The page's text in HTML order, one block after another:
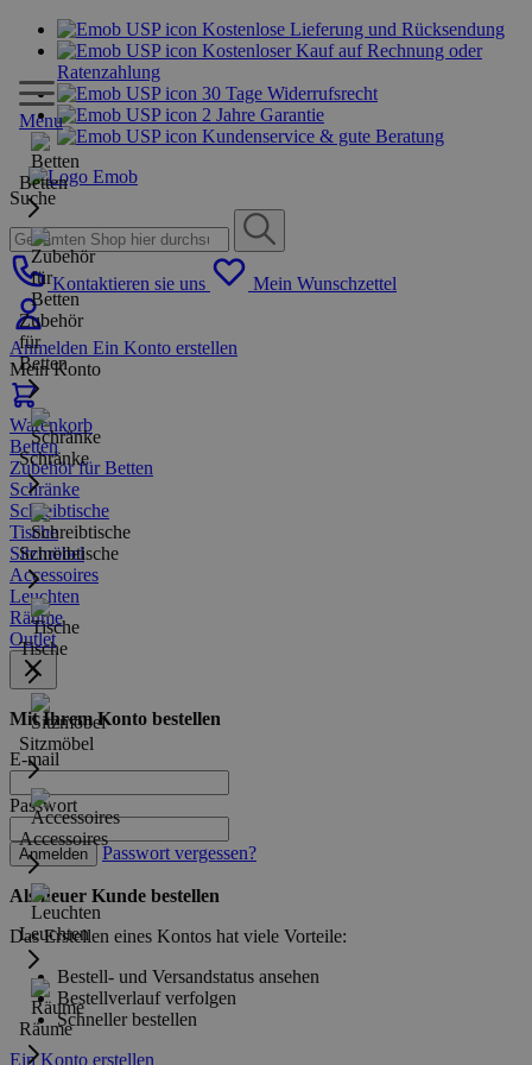
Kostenlose Lieferung und Rücksendung
Kostenloser Kauf auf Rechnung oder
Ratenzahlung
30 Tage Widerrufsrecht
2 Jahre Garantie
Kundenservice & gute Beratung
Suche
Kontaktieren sie uns Mein Wunschzettel
Anmelden Ein Konto erstellen
Mein Konto
Warenkorb
Menu
Betten
Zubehör
für
Betten
Schränke
Schreibtische
Tische
Sitzmöbel
Accessoires
Leuchten
Räume
Betten
Zubehör für Betten
Schränke
Schreibtische
Tische
Sitzmöbel
Accessoires
Leuchten
Räume
Outlet
Mit Ihrem Konto bestellen
E-mail
Passwort
Anmelden Passwort vergessen?
Als neuer Kunde bestellen
Das Erstellen eines Kontos hat viele Vorteile:
Bestell- und Versandstatus ansehen
Bestellverlauf verfolgen
Schneller bestellen
Ein Konto erstellen